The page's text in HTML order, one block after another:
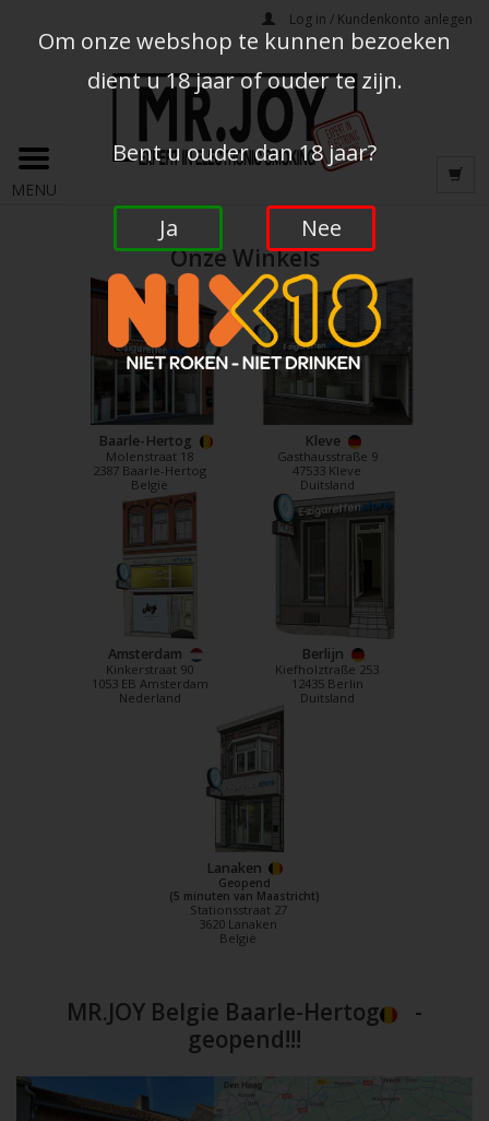
Log in / Kundenkonto anlegen
MENU
Onze Winkels
Baarle-Hertog
Molenstraat 18
2387 Baarle-Hertog
België
Kleve
Gasthausstraße 9
47533 Kleve
Duitsland
Amsterdam
Kinkerstraat 90
1053 EB Amsterdam
Nederland
Berlijn
Kiefholztraße 253
12435 Berlin
Duitsland
Lanaken
Geopend
(5 minuten van Maastricht)
Stationsstraat 27
3620 Lanaken
België
MR.JOY Belgie Baarle-Hertog
-
geopend!!!
Om onze webshop te kunnen bezoeken
dient u 18 jaar of ouder te zijn.
Bent u ouder dan 18 jaar?
Ja Nee